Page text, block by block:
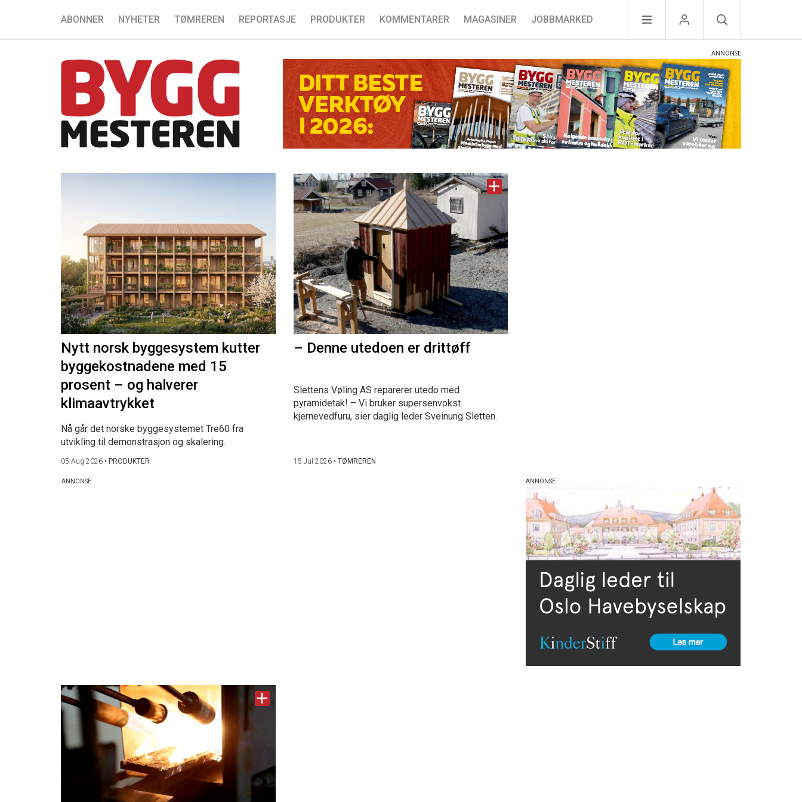
ABONNER NYHETER TØMREREN REPORTASJE PRODUKTER KOMMENTARER MAGASINER JOBBMARKED
Nytt norsk byggesystem kutter
byggekostnadene med 15
prosent – og halverer
klimaavtrykket
Nå går det norske byggesystemet Tre60 fra
utvikling til demonstrasjon og skalering.
05 Aug 2026 • PRODUKTER
– Denne utedoen er drittøff
Slettens Vøling AS reparerer utedo med
pyramidetak! – Vi bruker supersenvokst
kjernevedfuru, sier daglig leder Sveinung Sletten.
15 Jul 2026• TØMREREN